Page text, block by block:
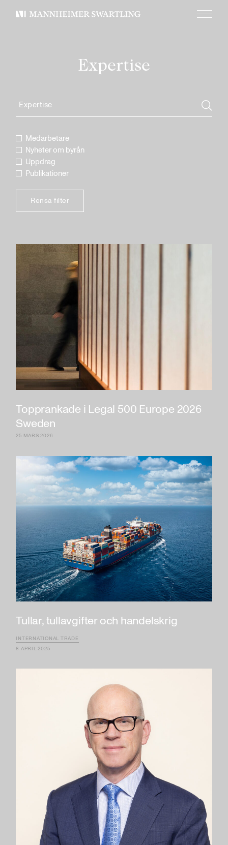
Mannheimer
Meny
Expertise
Medarbetare
Nyheter om byrån
Uppdrag
Publikationer
Rensa filter
Topprankade i Legal 500 Europe 2026
Sweden
25 MARS 2026
Tullar, tullavgifter och handelskrig
INTERNATIONAL TRADE
8 APRIL 2025